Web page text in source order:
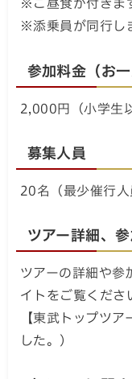
※ご昼食が付きま
※添乗員が同行し
参加料金（お一
2,000円（小学生
募集人員
20名（最少催行人
ツアー詳細、
ツアーの詳細や参
イトをご覧くださ
【東武トップツ
した。）